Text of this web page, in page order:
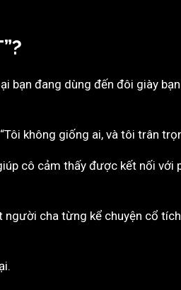
đang dùng đến đôi giày
không giống ai, và tôi trân
cô cảm thấy được kết nối với
cha từng kể chuyện cổ